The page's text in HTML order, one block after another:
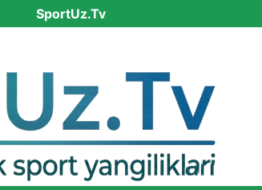
SportUz.Tv